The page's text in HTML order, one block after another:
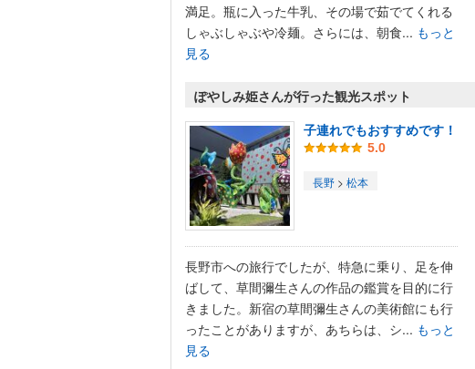
満足。瓶に入った牛乳、その場で茹でてくれる
しゃぶしゃぶや冷麺。さらには、朝食... もっと
見る
ぽやしみ姫さんが行った観光スポット
子連れでもおすすめです！
5.0
長野 > 松本
長野市への旅行でしたが、特急に乗り、足を伸
ばして、草間彌生さんの作品の鑑賞を目的に行
きました。新宿の草間彌生さんの美術館にも行
ったことがありますが、あちらは、シ... もっと
見る